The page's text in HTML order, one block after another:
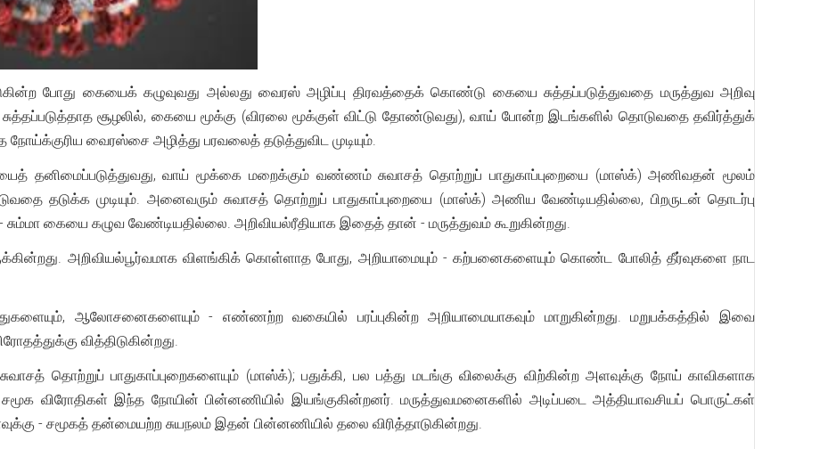
போது கையைக் கழுவுவது அல்லது வைரஸ் அழிப்பு திரவத்தைக் கொண்டு கையை சுத்தப்படுத்துவதை மருத்துவ அறிவு
சூழலில், கையை மூக்கு (விரலை மூக்குள் விட்டு தோண்டுவது), வாய் போன்ற இடங்களில் தொடுவதை தவிர்த்துக்
வைரஸ்சை அழித்து பரவலைத் தடுத்துவிட முடியும்.
தனிமைப்படுத்துவது, வாய் மூக்கை மறைக்கும் வண்ணம் சுவாசத் தொற்றுப் பாதுகாப்புறையை (மாஸ்க்) அணிவதன் மூலம்
தடுக்க முடியும். அனைவரும் சுவாசத் தொற்றுப் பாதுகாப்புறையை (மாஸ்க்) அணிய வேண்டியதில்லை, பிறருடன் தொடர்பு
சும்மா கையை கழுவ வேண்டியதில்லை. அறிவியல்ரீதியாக இதைத் தான் - மருத்துவம் கூறுகின்றது.
அறிவியல்பூர்வமாக விளங்கிக் கொள்ளாத போது, அறியாமையும் - கற்பனைகளையும் கொண்ட போலித் தீர்வுகளை நாட
ஆலோசனைகளையும் - எண்ணற்ற வகையில் பரப்புகின்ற அறியாமையாகவும் மாறுகின்றது. மறுபக்கத்தில் இவை
வித்திடுகின்றது.
தொற்றுப் பாதுகாப்புறைகளையும் (மாஸ்க்); பதுக்கி, பல பத்து மடங்கு விலைக்கு விற்கின்ற அளவுக்கு நோய் காவிகளாக
சமூக விரோதிகள் இந்த நோயின் பின்னணியில் இயங்குகின்றனர். மருத்துவமனைகளில் அடிப்படை அத்தியாவசியப் பொருட்கள்
- சமூகத் தன்மையற்ற சுயநலம் இதன் பின்னணியில் தலை விரித்தாடுகின்றது.